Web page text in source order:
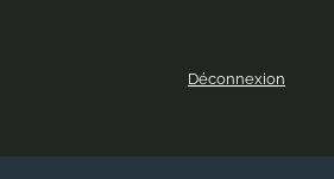
Déconnexion